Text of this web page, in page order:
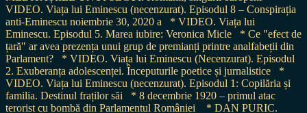
VIDEO. Viața lui Eminescu (necenzurat). Episodul 8 – Conspirația
anti-Eminescu noiembrie 30, 2020 a
* VIDEO. Viața lui
Eminescu. Episodul 5. Marea iubire: Veronica Micle
* Ce "efect de
țară" ar avea prezența unui grup de premianți printre analfabeții din
Parlament?
* VIDEO. Viața lui Eminescu (Necenzurat). Episodul
2. Exuberanța adolescenței. Începuturile poetice și jurnalistice
*
VIDEO. Viața lui Eminescu (necenzurat). Episodul 1: Copilăria și
familia. Destinul fraților săi
* 8 decembrie 1920 – primul atac
terorist cu bombă din Parlamentul României
* DAN PURIC.